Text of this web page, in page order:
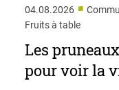
04.08.2026 ■
Fruits à table
Les
pour voir la